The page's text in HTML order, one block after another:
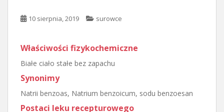
10 sierpnia, 2019 surowce
Właściwości fizykochemiczne
Białe ciało stałe bez zapachu
Synonimy
Natrii benzoas, Natrium benzoicum, sodu benzoesan
Postaci leku recepturowego